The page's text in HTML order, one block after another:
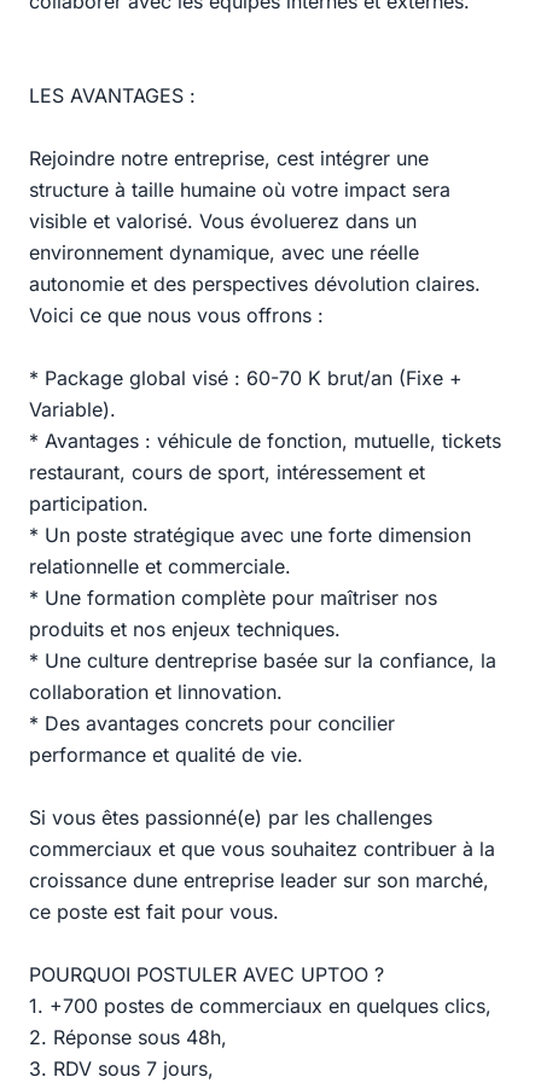
LES AVANTAGES :
Rejoindre notre entreprise, cest intégrer une
structure à taille humaine où votre impact sera
visible et valorisé. Vous évoluerez dans un
environnement dynamique, avec une réelle
autonomie et des perspectives dévolution claires.
Voici ce que nous vous offrons :
* Package global visé : 60-70 K brut/an (Fixe +
Variable).
* Avantages : véhicule de fonction, mutuelle, tickets
restaurant, cours de sport, intéressement et
participation.
* Un poste stratégique avec une forte dimension
relationnelle et commerciale.
* Une formation complète pour maîtriser nos
produits et nos enjeux techniques.
* Une culture dentreprise basée sur la confiance, la
collaboration et linnovation.
* Des avantages concrets pour concilier
performance et qualité de vie.
Si vous êtes passionné(e) par les challenges
commerciaux et que vous souhaitez contribuer à la
croissance dune entreprise leader sur son marché,
ce poste est fait pour vous.
POURQUOI POSTULER AVEC UPTOO ?
1. +700 postes de commerciaux en quelques clics,
2. Réponse sous 48h,
3. RDV sous 7 jours,